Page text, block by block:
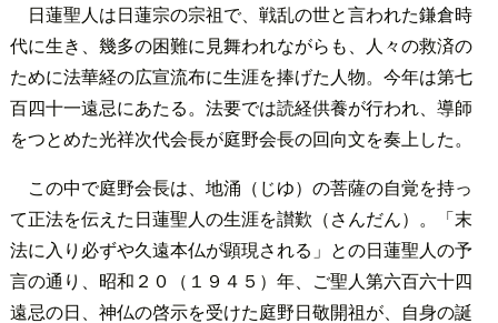
日蓮聖人は日蓮宗の宗祖で、戦乱の世と言われた鎌倉時
代に生き、幾多の困難に見舞われながらも、人々の救済の
ために法華経の広宣流布に生涯を捧げた人物。今年は第七
百四十一遠忌にあたる。法要では読経供養が行われ、導師
をつとめた光祥次代会長が庭野会長の回向文を奏上した。
この中で庭野会長は、地涌（じゆ）の菩薩の自覚を持っ
て正法を伝えた日蓮聖人の生涯を讃歎（さんだん）。「末
法に入り必ずや久遠本仏が顕現される」との日蓮聖人の予
言の通り、昭和２０（１９４５）年、ご聖人第六百六十四
遠忌の日、神仏の啓示を受けた庭野日敬開祖が、自身の誕